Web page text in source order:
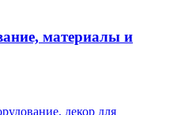
материалы и
декор для